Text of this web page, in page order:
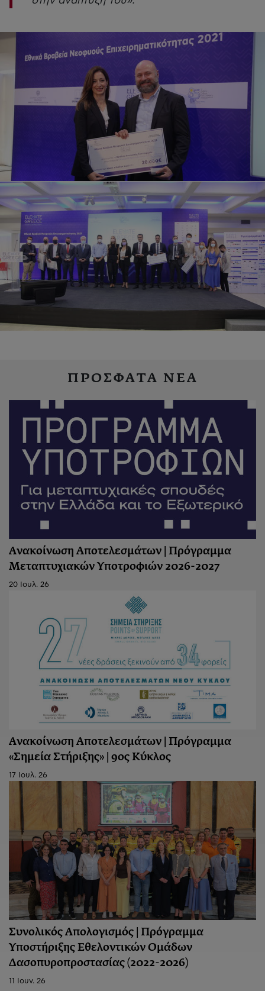
ΠΡΟΣΦΑΤΑ ΝΕΑ
Ανακοίνωση Αποτελεσμάτων | Πρόγραμμα
Μεταπτυχιακών Υποτροφιών 2026-2027
20 Ιουλ. 26
Ανακοίνωση Aποτελεσμάτων | Πρόγραμμα
«Σημεία Στήριξης» | 9ος Κύκλος
17 Ιουλ. 26
Συνολικός Απολογισμός | Πρόγραμμα
Υποστήριξης Εθελοντικών Ομάδων
Δασοπυροπροστασίας (2022-2026)
11 Ιουν. 26